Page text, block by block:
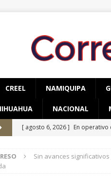
CREEL NAMIQUIPA
NACIONAL
[ agosto 6, 2026 ] En
[ agosto 5, 2026 ] Reconocen
Sin avances